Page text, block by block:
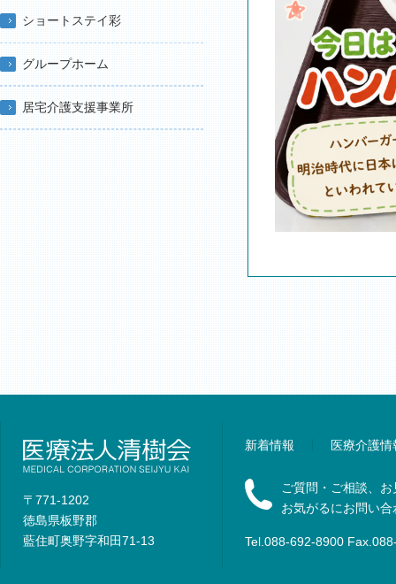
ショートステイ彩
グループホーム
居宅介護支援事業所
〒771-1202
徳島県板野郡
藍住町奥野字和田71-13
新着情報 医療介護情
ご質問・ご相談、
お気がるにお問い
Tel.088-692-8900